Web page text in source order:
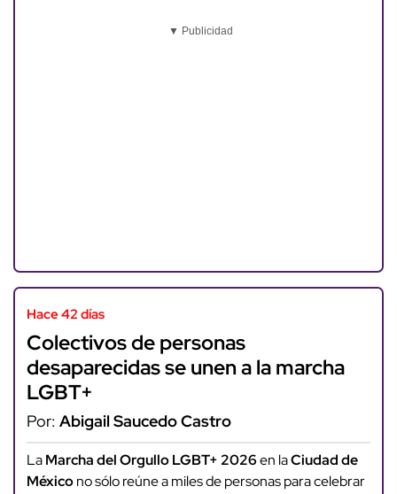
▼ Publicidad
Hace 42 días
Colectivos de personas
desaparecidas se unen a la marcha
LGBT+
Por: Abigail Saucedo Castro
LaMarcha del Orgullo LGBT+ 2026en laCiudad de
Méxicono sólo reúne a miles de personas para celebrar